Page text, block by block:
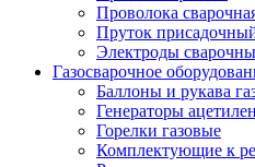
Проволока
Пруток
Электроды
Газосварочное
Баллоны и рукава
Генераторы
Горелки газовые
Комплектующие к